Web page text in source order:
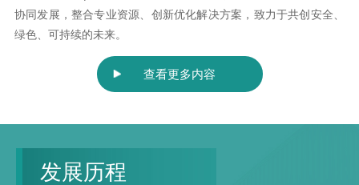
协同发展，整合专业资源、创新优化解决方案，致力于共创安全、
绿色、可持续的未来。
查看更多内容
发展历程